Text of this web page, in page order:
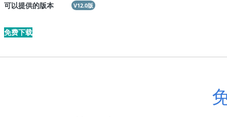
可以提供的版本 V12.0版
免费下载